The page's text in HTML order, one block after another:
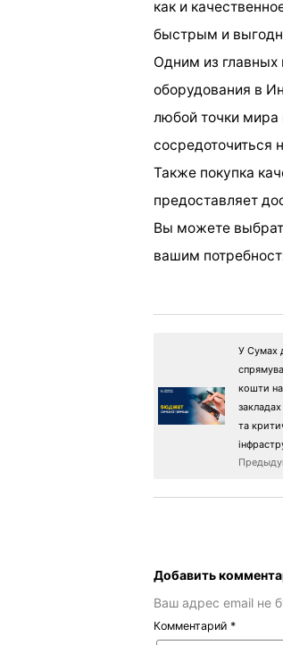
как и
быстрым и
Одним из
оборудования в
любой точки мира
сосредоточиться
Также покупка
предоставляет
Вы можете
вашим
У Сумах
кошти
та
Добавить
Ваш адрес email не
Комментарий *